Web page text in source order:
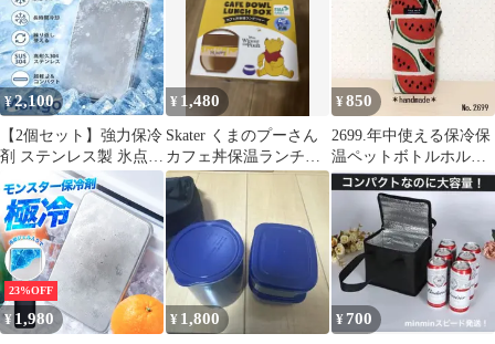
¥2,100
【2個セット】強力保冷
剤 ステンレス製 氷点下
キープ 倍速凍結 長時間
¥ 1,480
Skater くまのプーさん
カフェ丼保温ランチジ
ャー 早い者勝ち
¥850
2699.年中使える保冷保
温ペットボトルホルダ
ー／水筒・マイボトル
入れにも
23%OFF
¥ 1,980 ¥ 1,800 ¥700